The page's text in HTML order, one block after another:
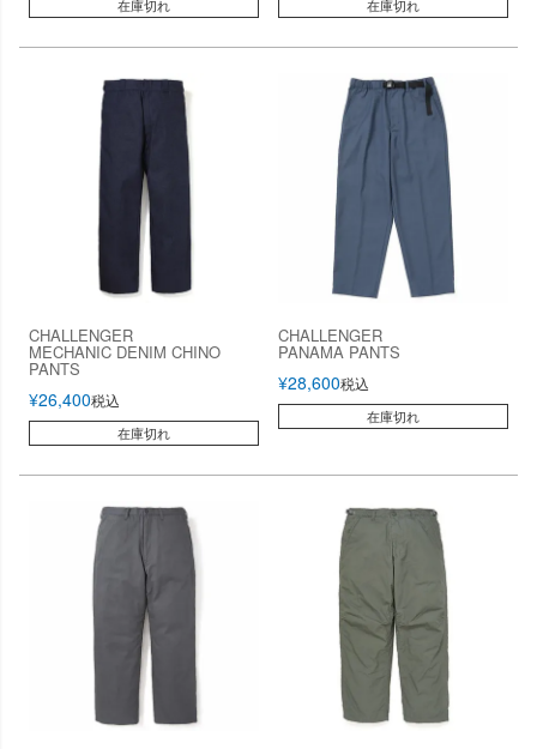
在庫切れ 在庫切れ
CHALLENGER
MECHANIC DENIM CHINO
PANTS
¥26,400税込
在庫切れ
CHALLENGER
PANAMA PANTS
¥28,600税込
在庫切れ